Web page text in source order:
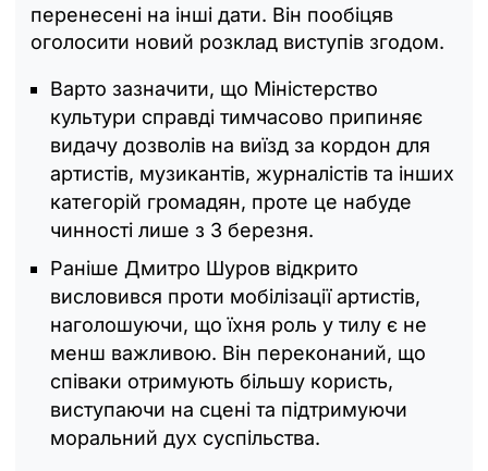
перенесені на інші дати. Він пообіцяв
оголосити новий розклад виступів згодом.
Варто зазначити, що Міністерство
культури справді тимчасово припиняє
видачу дозволів на виїзд за кордон для
артистів, музикантів, журналістів та інших
категорій громадян, проте це набуде
чинності лише з 3 березня.
Раніше Дмитро Шуров відкрито
висловився проти мобілізації артистів,
наголошуючи, що їхня роль у тилу є не
менш важливою. Він переконаний, що
співаки отримують більшу користь,
виступаючи на сцені та підтримуючи
моральний дух суспільства.